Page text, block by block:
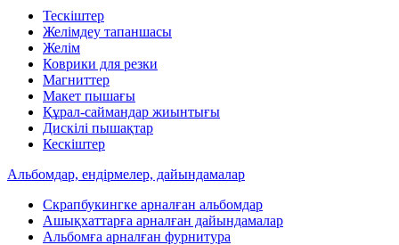
Тескіштер
Желімдеу тапаншасы
Желім
Коврики для резки
Магниттер
Макет пышағы
Құрал-саймандар жиынтығы
Дискілі пышақтар
Кескіштер
Альбомдар, ендірмелер, дайындамалар
Скрапбукингке арналған альбомдар
Ашықхаттарға арналған дайындамалар
Альбомға арналған фурнитура